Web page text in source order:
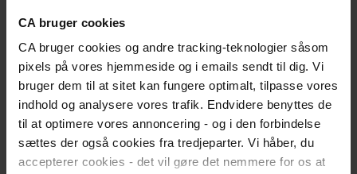
CA bruger cookies
CA bruger cookies og andre tracking-teknologier såsom
pixels på vores hjemmeside og i emails sendt til dig. Vi
bruger dem til at sitet kan fungere optimalt, tilpasse vores
indhold og analysere vores trafik. Endvidere benyttes de
til at optimere vores annoncering - og i den forbindelse
sættes der også cookies fra tredjeparter. Vi håber, du
accepterer cookies - det vil gøre det nemmere for os at
Inspiration til jobsøgning
Ledelse
Ansættelsesforhold
Ledig
Meld dig ledig
Er du blevet opsagt?
Har du selv sagt op?
Dagpengeregler
Dagpengeberegner